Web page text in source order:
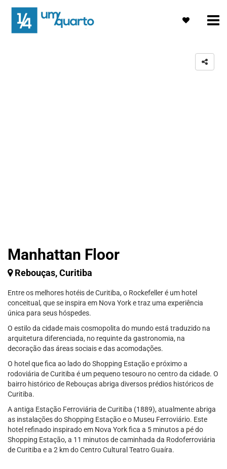
Manhattan Floor
Rebouças, Curitiba
Entre os melhores hotéis de Curitiba, o Rockefeller é um hotel
conceitual, que se inspira em Nova York e traz uma experiência
única para seus hóspedes.
O estilo da cidade mais cosmopolita do mundo está traduzido na
arquitetura diferenciada, no requinte da gastronomia, na
decoração das áreas sociais e das acomodações.
O hotel que fica ao lado do Shopping Estação e próximo a
rodoviária de Curitiba é um pequeno tesouro no centro da cidade. O
bairro histórico de Rebouças abriga diversos prédios históricos de
Curitiba.
A antiga Estação Ferroviária de Curitiba (1889), atualmente abriga
as instalações do Shopping Estação e o Museu Ferroviário. Este
hotel refinado inspirado em Nova York fica a 5 minutos a pé do
Shopping Estação, a 11 minutos de caminhada da Rodoferroviária
de Curitiba e a 2 km do Centro Cultural Teatro Guaíra.